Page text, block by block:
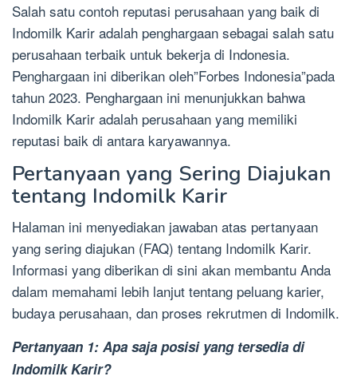
Salah satu contoh reputasi perusahaan yang baik di
Indomilk Karir adalah penghargaan sebagai salah satu
perusahaan terbaik untuk bekerja di Indonesia.
Penghargaan ini diberikan oleh”Forbes Indonesia”pada
tahun 2023. Penghargaan ini menunjukkan bahwa
Indomilk Karir adalah perusahaan yang memiliki
reputasi baik di antara karyawannya.
Pertanyaan yang Sering Diajukan
tentang Indomilk Karir
Halaman ini menyediakan jawaban atas pertanyaan
yang sering diajukan (FAQ) tentang Indomilk Karir.
Informasi yang diberikan di sini akan membantu Anda
dalam memahami lebih lanjut tentang peluang karier,
budaya perusahaan, dan proses rekrutmen di Indomilk.
Pertanyaan 1: Apa saja posisi yang tersedia di
Indomilk Karir?